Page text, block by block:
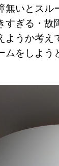
無いとスル
すぎる・故
ようか考え
ムをしよう